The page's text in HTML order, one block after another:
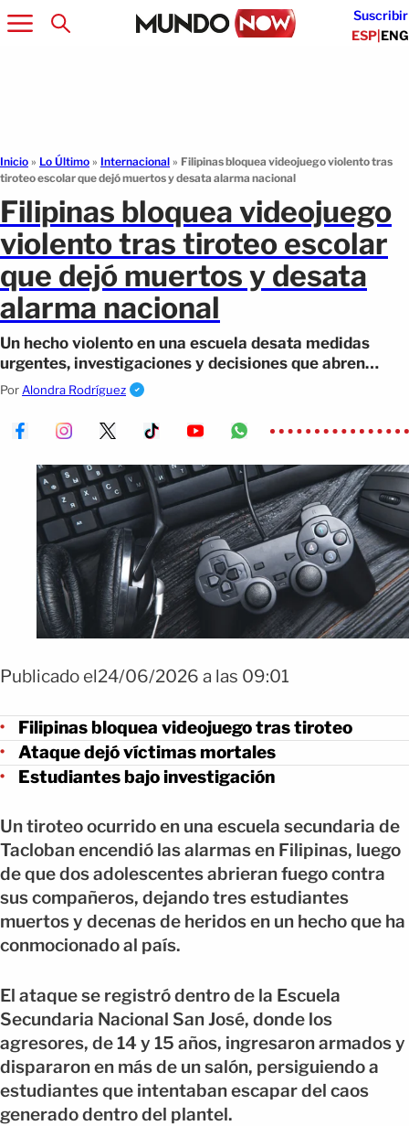
Suscribir
ESP|ENG
Inicio » Lo Último » Internacional » Filipinas bloquea videojuego violento tras
tiroteo escolar que dejó muertos y desata alarma nacional
Filipinas bloquea videojuego
violento tras tiroteo escolar
que dejó muertos y desata
alarma nacional
Un hecho violento en una escuela desata medidas
urgentes, investigaciones y decisiones que abren
debate sobre riesgos digitales.
Por Alondra Rodríguez
Publicado el24/06/2026 a las 09:01
Filipinas bloquea videojuego tras tiroteo
Ataque dejó víctimas mortales
Estudiantes bajo investigación
Un tiroteo ocurrido en una escuela secundaria de
Tacloban encendió las alarmas en Filipinas, luego
de que dos adolescentes abrieran fuego contra
sus compañeros, dejando tres estudiantes
muertos y decenas de heridos en un hecho que ha
conmocionado al país.
El ataque se registró dentro de la Escuela
Secundaria Nacional San José, donde los
agresores, de 14 y 15 años, ingresaron armados y
dispararon en más de un salón, persiguiendo a
estudiantes que intentaban escapar del caos
generado dentro del plantel.